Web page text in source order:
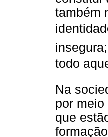
também
todo
Na
por
que